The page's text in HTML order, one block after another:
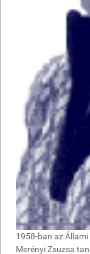
1958-ban az
Merényi Zsuzsa